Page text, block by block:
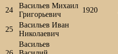
24
Васильев Михаил
Григорьевич
1920
25
Васильев Иван
Николаевич
Васильев